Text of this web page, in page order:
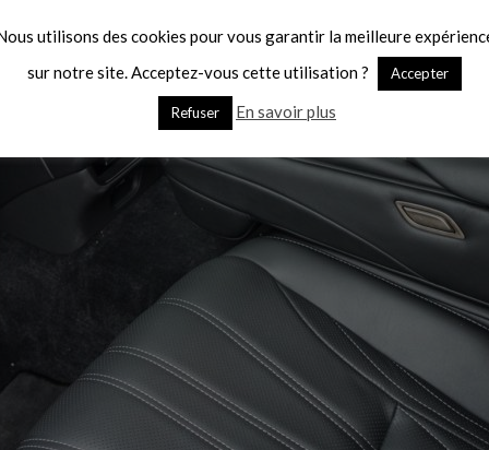
utilisons des cookies pour vous garantir la meilleure
sur notre site. Acceptez-vous cette utilisation ?
Accepter
Refuser En savoir plus